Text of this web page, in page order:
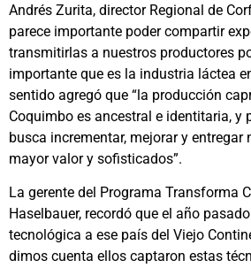
Andrés Zurita, director Regional de
parece importante poder compartir
transmitirlas a nuestros productores
importante que es la industria láctea
sentido agregó que “la producción
Coquimbo es ancestral e identitaria, y
busca incrementar, mejorar y entregar
mayor valor y sofisticados”.
La gerente del Programa Transforma
Haselbauer, recordó que el año
tecnológica a ese país del Viejo
dimos cuenta ellos captaron estas